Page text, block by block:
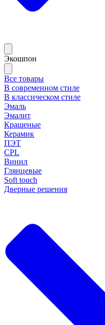
Экошпон
Все товары
В современном стиле
В классическом стиле
Эмаль
Эмалит
Крашеные
Керамик
ПЭТ
CPL
Винил
Глянцевые
Soft touch
Дверные решения